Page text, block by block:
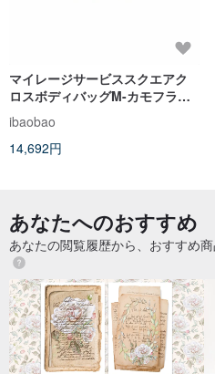
マイレージサービススクエアク
ロスボディバッグM-カモフラー
ジュカーキ
ibaobao
14,692円
あなたへのおすすめ
あなたの閲覧履歴から、おすすめ